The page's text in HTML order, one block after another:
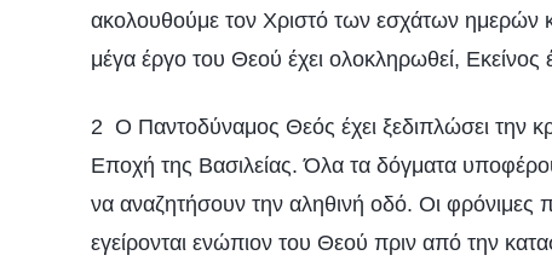
ακολουθούμε τον Χριστό των εσχάτων ημερών
μέγα έργο του Θεού έχει ολοκληρωθεί, Εκείνος
2 Ο Παντοδύναμος Θεός έχει ξεδιπλώσει την
Εποχή της Βασιλείας. Όλα τα δόγματα
να αναζητήσουν την αληθινή οδό. Οι
εγείρονται ενώπιον του Θεού πριν από την